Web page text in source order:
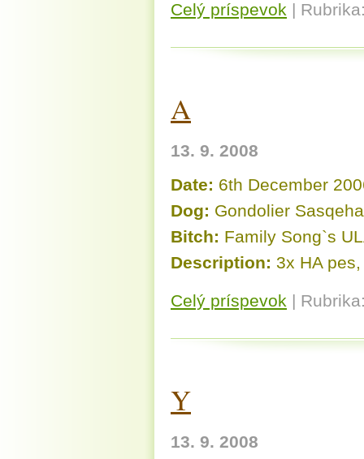
Celý príspevok |
A
13. 9. 2008
Date: 6th December
Dog: Gondolier
Bitch: Family Song`s
Description: 3x HA
Celý príspevok |
Y
13. 9. 2008